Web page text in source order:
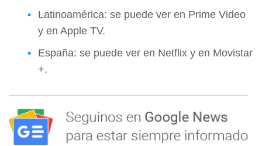
Latinoamérica: se puede ver en Prime Video
y en Apple TV.
España: se puede ver en Netflix y en Movistar
+.